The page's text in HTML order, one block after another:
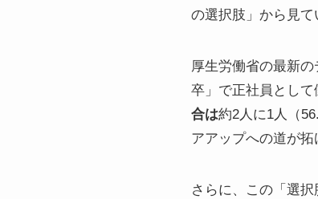
の選択肢」から見て
厚生労働省の最新の
卒」で正社員として
合は約2人に1人（
アアップへの道が
さらに、この「選